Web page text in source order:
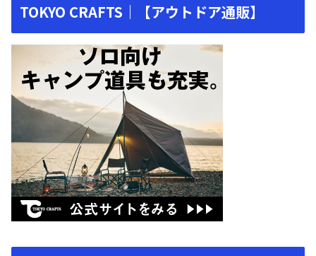
TOKYO CRAFTS｜【アウトドア通販】